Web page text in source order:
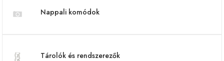
Nappali komódok
Tárolók és rendszerezők